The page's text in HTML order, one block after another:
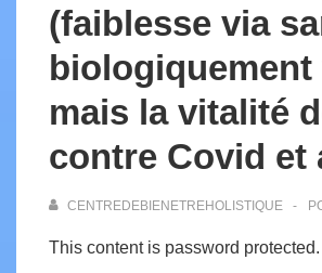
(faiblesse via
biologiquement
mais la vitalité
contre Covid et
CENTREDEBIENETREHOLISTIQUE
This content is password